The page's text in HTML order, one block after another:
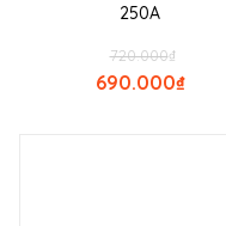
250A
₫
720.000
₫
690.000